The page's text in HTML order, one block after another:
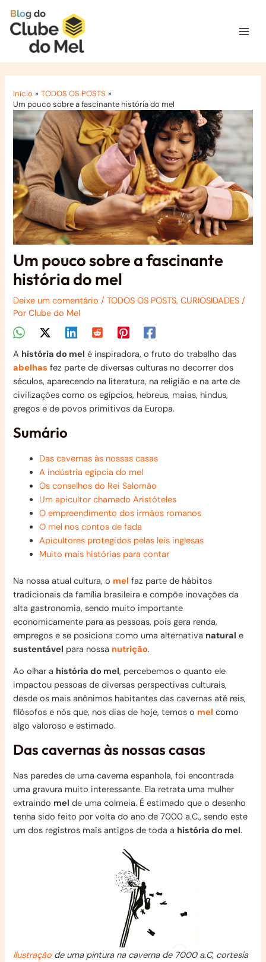
para
conteúdo
Início
TODOS OS POSTS
Um pouco sobre a fascinante história do mel
Um pouco sobre a fascinante
história do mel
Deixe um comentário /TODOS OS POSTS,CURIOSIDADES /
PorClube do Mel
A história do mel é inspiradora, o fruto do trabalho das
abelhas fez parte de diversas culturas no decorrer dos
séculos, aparecendo na literatura, na religião e na arte de
civilizações como os egípcios, hebreus, maias, hindus,
gregos e de povos primitivos da Europa.
Sumário
Das cavernas às nossas casas
A indústria egípcia do mel
Os conselhos do Rei Salomão
Um apicultor chamado Aristóteles
O empreendimento dos irmãos romanos
O mel nos contos de fada
Apicultores protegidos pelas leis inglesas
Muito mais histórias para contar
Na nossa atual cultura, o mel faz parte de hábitos
tradicionais da família brasileira e compõe inovações da
alta gastronomia, sendo muito importante
economicamente para as pessoas, pois gera renda,
empregos e se posiciona como uma alternativa natural e
sustentável para nossa nutrição.
Ao olhar a história do mel, percebemos o quanto ele
impactou pessoas de diversas perspectivas culturais,
desde os mais anônimos habitantes das cavernas até reis,
filósofos e nós que, nos dias de hoje, temos o mel como
algo valoroso e estimado.
Das cavernas às nossas casas
Nas paredes de uma caverna espanhola, foi encontrada
uma gravura muito interessante. Ela retrata uma mulher
extraindo mel de uma colmeia. É estimado que o desenho
tenha sido feito por volta do ano de 7000 a.C., sendo este
um dos registros mais antigos de toda a história do mel.
Ilustração de uma pintura na caverna de 7000 a.C, cortesia